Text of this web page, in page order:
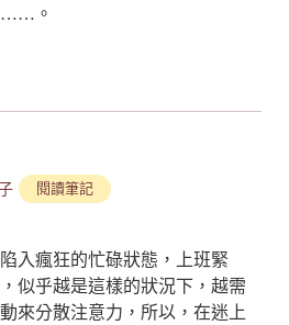
……。
閱讀筆記
入瘋狂的忙碌狀態，上班緊
似乎越是這樣的狀況下，越需
來分散注意力，所以，在迷上